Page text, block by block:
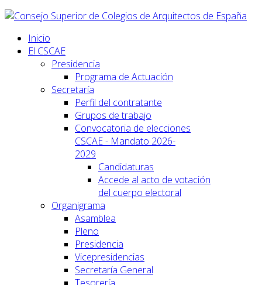
Inicio
El CSCAE
Presidencia
Programa de Actuación
Secretaría
Perfil del contratante
Grupos de trabajo
Convocatoria de elecciones
CSCAE - Mandato 2026-
2029
Candidaturas
Accede al acto de votación
del cuerpo electoral
Organigrama
Asamblea
Pleno
Presidencia
Vicepresidencias
Secretaría General